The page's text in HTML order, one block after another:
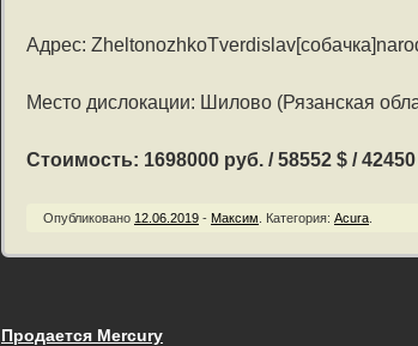
Адрес:
Место дислокации: Шилово (Рязанская
Стоимость: 1698000 руб. / 58552 $ /
Опубликовано 12.06.2019 - Максим Категория: Acura
Продается Mercury